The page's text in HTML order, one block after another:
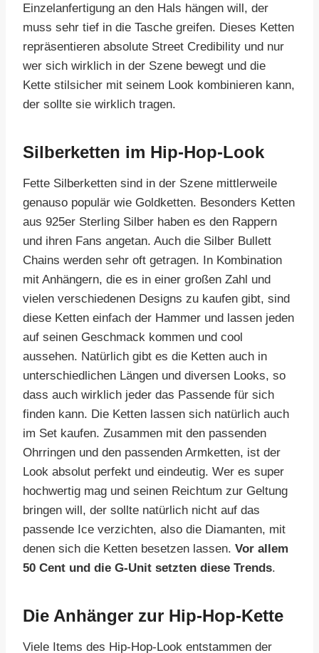
Einzelanfertigung an den Hals hängen will, der
muss sehr tief in die Tasche greifen. Dieses Ketten
repräsentieren absolute Street Credibility und nur
wer sich wirklich in der Szene bewegt und die
Kette stilsicher mit seinem Look kombinieren kann,
der sollte sie wirklich tragen.
Silberketten im Hip-Hop-Look
Fette Silberketten sind in der Szene mittlerweile
genauso populär wie Goldketten. Besonders Ketten
aus 925er Sterling Silber haben es den Rappern
und ihren Fans angetan. Auch die Silber Bullett
Chains werden sehr oft getragen. In Kombination
mit Anhängern, die es in einer großen Zahl und
vielen verschiedenen Designs zu kaufen gibt, sind
diese Ketten einfach der Hammer und lassen jeden
auf seinen Geschmack kommen und cool
aussehen. Natürlich gibt es die Ketten auch in
unterschiedlichen Längen und diversen Looks, so
dass auch wirklich jeder das Passende für sich
finden kann. Die Ketten lassen sich natürlich auch
im Set kaufen. Zusammen mit den passenden
Ohrringen und den passenden Armketten, ist der
Look absolut perfekt und eindeutig. Wer es super
hochwertig mag und seinen Reichtum zur Geltung
bringen will, der sollte natürlich nicht auf das
passende Ice verzichten, also die Diamanten, mit
denen sich die Ketten besetzen lassen. Vor allem
50 Cent und die G-Unit setzten diese Trends.
Die Anhänger zur Hip-Hop-Kette
Viele Items des Hip-Hop-Look entstammen der